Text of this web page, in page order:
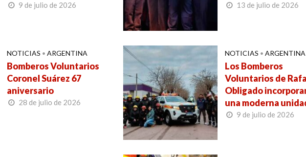
9 de julio de 2026 13 de julio de 2026
NOTICIAS • ARGENTINA
Bomberos Voluntarios
Coronel Suárez 67
aniversario
28 de julio de 2026
NOTICIAS • ARGENTINA
Los Bomberos
Voluntarios de
Obligado
una moderna
9 de julio de 2026